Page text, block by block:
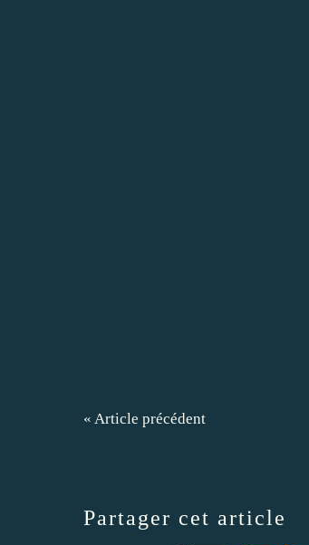
« Article précédent
Partager cet article